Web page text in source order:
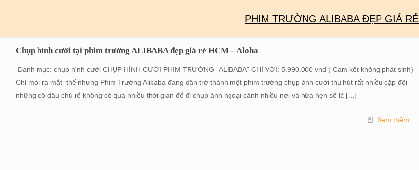
PHIM TRƯỜNG ALIBABA ĐẸP GIÁ RẺ
Chụp hình cưới tại phim trường ALIBABA đẹp giá rẻ HCM – Aloha
Danh mục: chụp hình cưới CHỤP HÌNH CƯỚI PHIM TRƯỜNG “ALIBABA” CHỈ VỚI: 5.990.000 vnđ ( Cam kết không phát sinh)
Chỉ mới ra mắt thế nhưng Phim Trường Alibaba đang dần trở thành một phim trường chụp ảnh cưới thu hút rất nhiều cặp đôi –
những cô dâu chú rể không có quá nhiều thời gian để đi chụp ảnh ngoại cảnh nhiều nơi và hứa hẹn sẽ là […]
Xem thêm